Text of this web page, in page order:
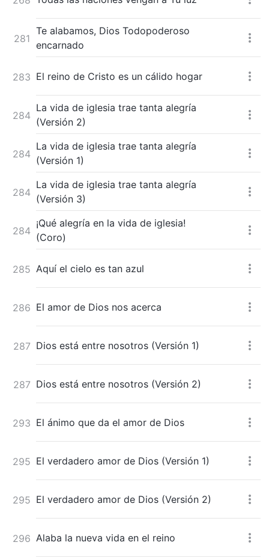
281
Te alabamos, Dios Todopoderoso
encarnado
283 El reino de Cristo es un cálido hogar
284
La vida de iglesia trae tanta alegría
(Versión 2)
284
La vida de iglesia trae tanta alegría
(Versión 1)
284
La vida de iglesia trae tanta alegría
(Versión 3)
284
¡Qué alegría en la vida de iglesia!
(Coro)
285 Aquí el cielo es tan azul
286 El amor de Dios nos acerca
287 Dios está entre nosotros (Versión 1)
287 Dios está entre nosotros (Versión 2)
293 El ánimo que da el amor de Dios
295 El verdadero amor de Dios (Versión 1)
295 El verdadero amor de Dios (Versión 2)
296 Alaba la nueva vida en el reino